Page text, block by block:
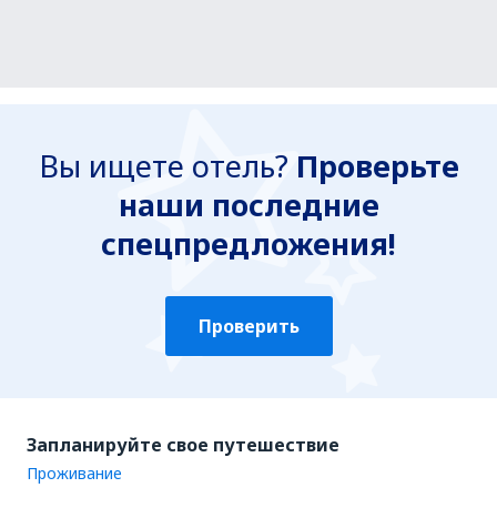
Вы ищете отель? Проверьте
наши последние
спецпредложения!
Проверить
Запланируйте свое путешествие
Проживание